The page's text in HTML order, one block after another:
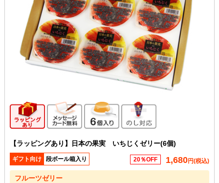
ギフト向け商品メッセージカード無料
6個入り のし対応
【ラッピングあり】日本の果実 いちじくゼリー(6個)
ギフト向け 段ボール箱入り 20％OFF 1,680円(税込)
フルーツゼリー